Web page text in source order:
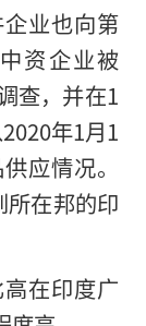
业也向第
资企业被
查，并在1
年1月1
应情况。
所在邦的印
在印度广